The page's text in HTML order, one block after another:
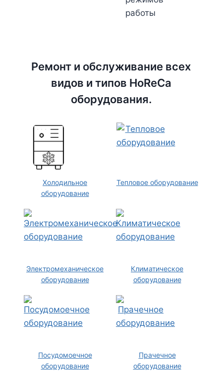
работы
Ремонт и обслуживание всех
видов и типов HoReCa
оборудования.
Холодильное
оборудование
Тепловое оборудование
Электромеханическое
оборудование
Климатическое
оборудование
Посудомоечное
оборудование
Прачечное
оборудование